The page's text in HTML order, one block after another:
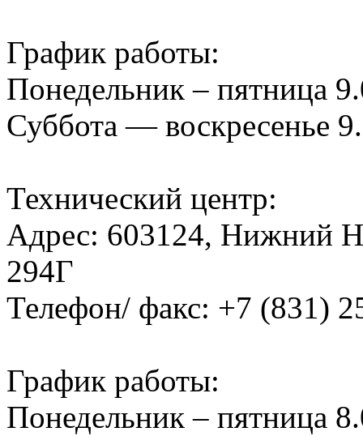
График работы:
Понедельник – пятница
Суббота — воскресенье
Технический центр:
Адрес: 603124, Нижний
294Г
Телефон/ факс: +7 (831)
График работы:
Понедельник – пятница